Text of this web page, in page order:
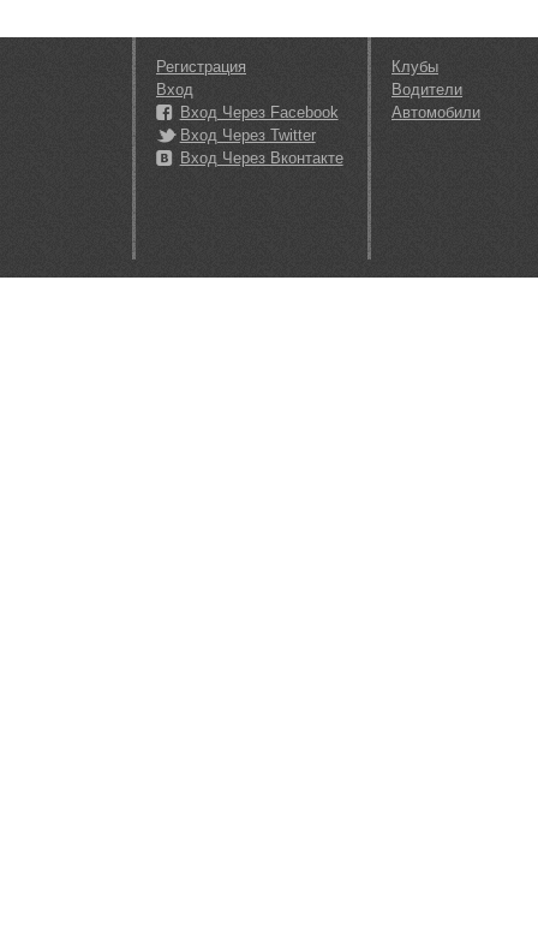
Регистрация
Вход
Вход Через Facebook
Вход Через Twitter
Вход Через Вконтакте
Клубы
Водители
Автомобили